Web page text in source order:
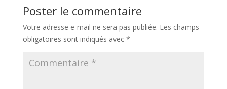
Poster le commentaire
Votre adresse e-mail ne sera pas publiée. Les champs
obligatoires sont indiqués avec *